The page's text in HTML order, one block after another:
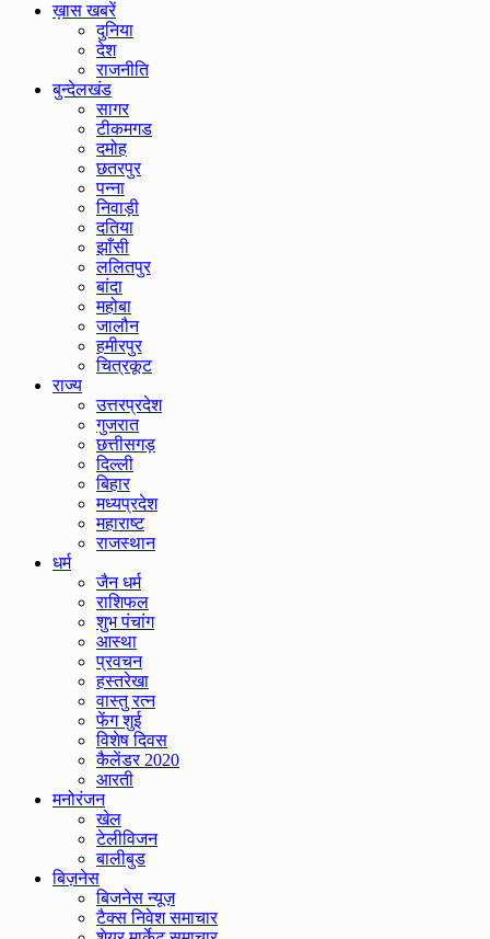
ख़ास खबरें
दुनिया
देश
राजनीति
बुन्देलखंड
सागर
टीकमगड
दमोह
छतरपुर
पन्ना
निवाड़ी
दतिया
झाँसी
ललितपुर
बांदा
महोबा
जालौन
हमीरपुर
चित्रकूट
राज्य
उत्तरप्रदेश
गुजरात
छत्तीसगड़
दिल्ली
बिहार
मध्यप्रदेश
महाराष्ट
राजस्थान
धर्म
जैन धर्म
राशिफल
शुभ पंचांग
आस्था
प्रवचन
हस्तरेखा
वास्तु रत्न
फेंग शुई
विशेष दिवस
कैलेंडर 2020
आरती
मनोरंजन
खेल
टेलीविजन
बालीबुड
बिज़नेस
बिजनेस न्यूज़
टैक्स निवेश समाचार